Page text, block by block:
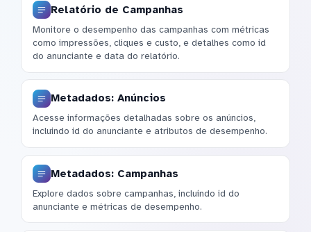
Relatório de Campanhas
Monitore o desempenho das campanhas com métricas
como impressões, cliques e custo, e detalhes como id
do anunciante e data do relatório.
Metadados: Anúncios
Acesse informações detalhadas sobre os anúncios,
incluindo id do anunciante e atributos de desempenho.
Metadados: Campanhas
Explore dados sobre campanhas, incluindo id do
anunciante e métricas de desempenho.